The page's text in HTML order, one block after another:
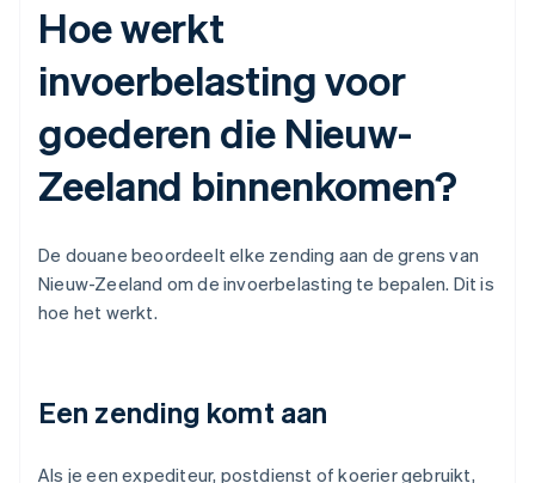
Hoe werkt
invoerbelasting voor
goederen die Nieuw-
Zeeland binnenkomen?
De douane beoordeelt elke zending aan de grens van
Nieuw-Zeeland om de invoerbelasting te bepalen. Dit is
hoe het werkt.
Een zending komt aan
Als je een expediteur, postdienst of koerier gebruikt,